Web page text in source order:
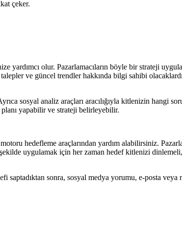
çeker.
yardımcı olur. Pazarlamacıların böyle bir strateji
ve güncel trendler hakkında bilgi sahibi
sosyal analiz araçları aracılığıyla kitlenizin hangi
yapabilir ve strateji belirleyebilir.
hedefleme araçlarından yardım alabilirsiniz.
uygulamak için her zaman hedef kitlenizi
sonra, sosyal medya yorumu, e-posta veya